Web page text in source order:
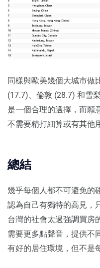
同樣與歐美幾個大城市做
(17.7)、倫敦 (28.7) 和雪
是一個合理的選擇，而願
不需要精打細算或有其他
總結
幾乎每個人都不可避免的
認為自己有獨特的高見，
台灣的社會太過強調買房
需要更多點聲音，提供不
有好的居住環境，但不是